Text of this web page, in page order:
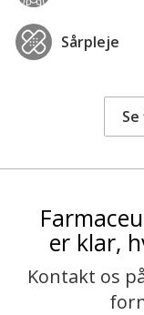
Sårpleje
er klar,
Kontakt os